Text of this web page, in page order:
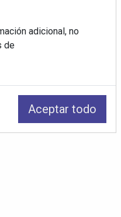
adicional, no
de
Aceptar todo